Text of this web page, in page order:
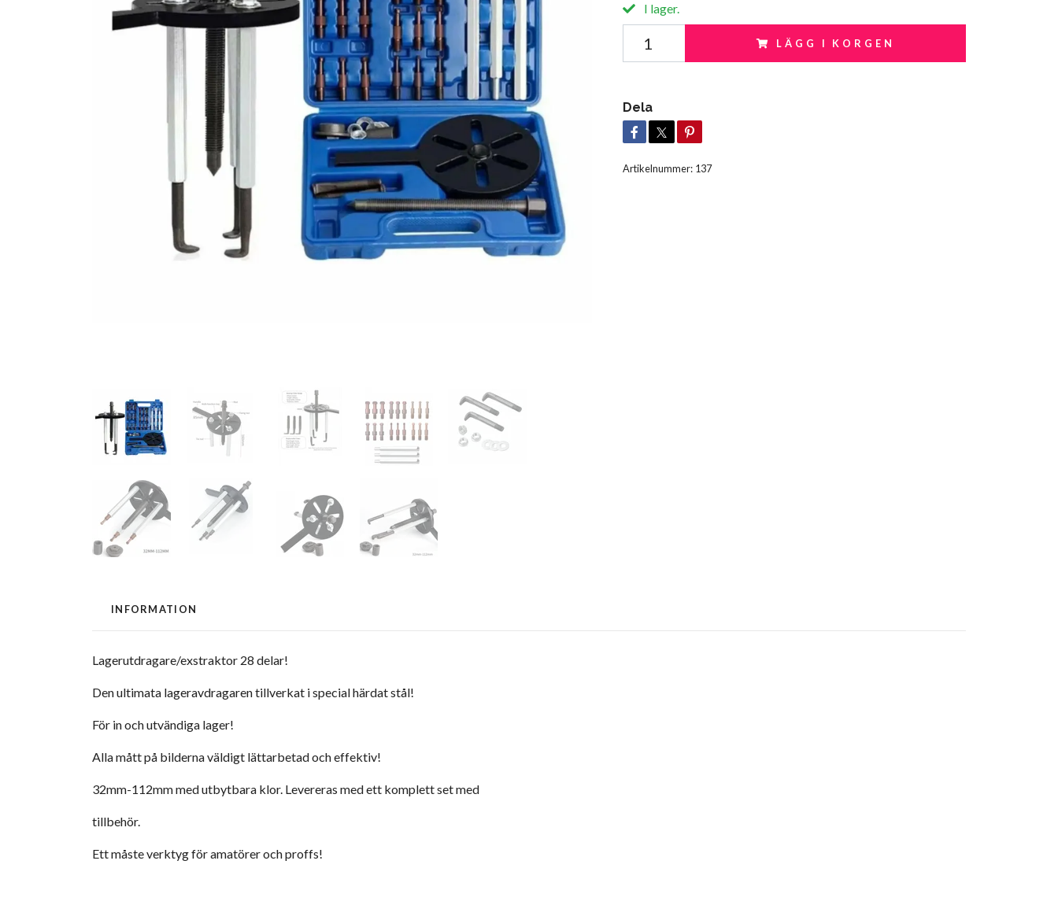
I lager.
LÄGG I KORGEN
Dela
Artikelnummer: 137
INFORMATION
Lagerutdragare/exstraktor 28 delar!
Den ultimata lageravdragaren tillverkat i special härdat stål!
För in och utvändiga lager!
Alla mått på bilderna väldigt lättarbetad och effektiv!
32mm-112mm med utbytbara klor. Levereras med ett komplett set med
tillbehör.
Ett måste verktyg för amatörer och proffs!